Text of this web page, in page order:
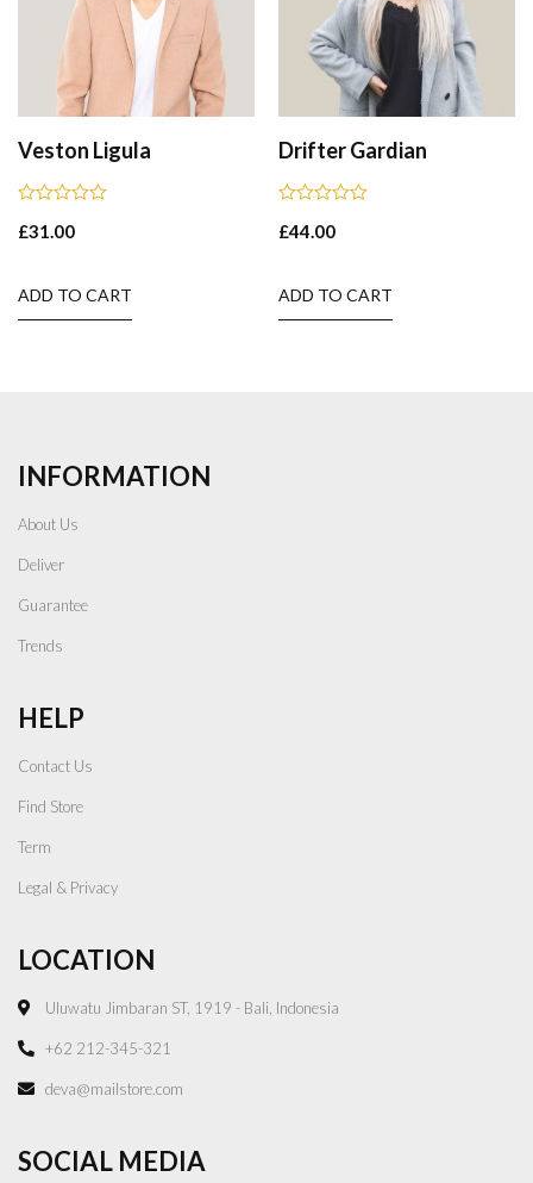
Veston Ligula
0
£31.00
ADD TO CART
Drifter Gardian
0
£44.00
ADD TO CART
INFORMATION
About Us
Deliver
Guarantee
Trends
HELP
Contact Us
Find Store
Term
Legal & Privacy
LOCATION
Uluwatu Jimbaran ST, 1919 - Bali, Indonesia
+62 212-345-321
deva@mailstore.com
SOCIAL MEDIA